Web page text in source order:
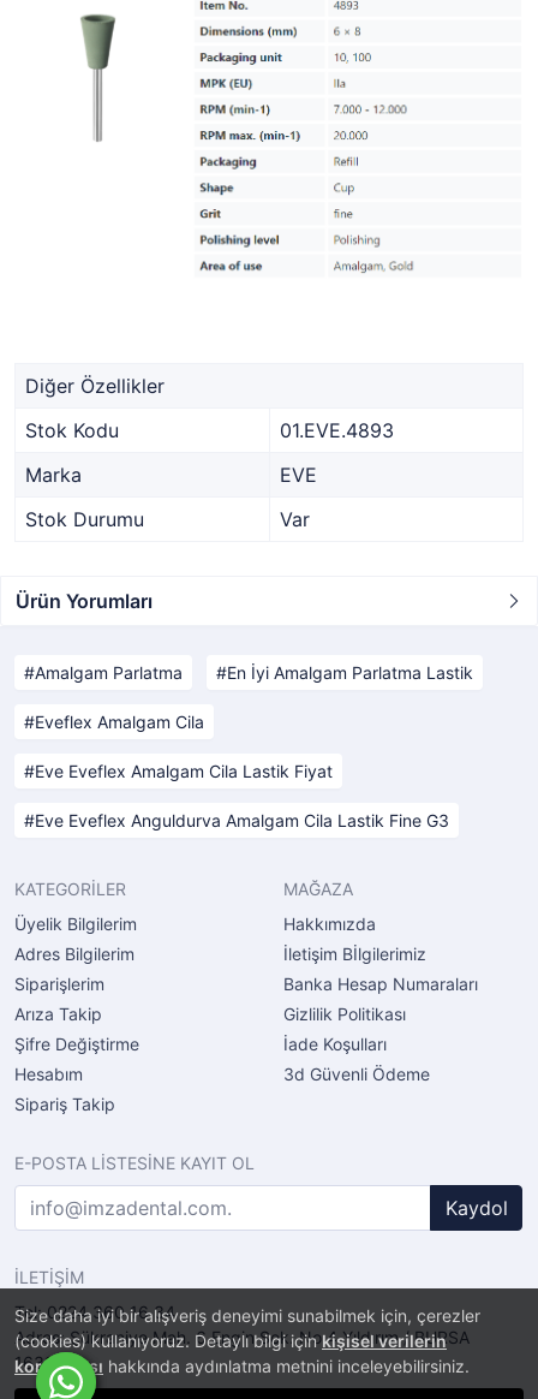
Size daha iyi bir alışveriş deneyimi sunabilmek için, çerezler
(cookies) kullanıyoruz. Detaylı bilgi içinkişisel verilerin
korunması hakkında aydınlatma metnini inceleyebilirsiniz.
Diğer Özellikler
Stok Kodu
01.EVE.4893
Marka
EVE
Stok Durumu
Var
Ürün Yorumları
Amalgam Parlatma En İyi Amalgam Parlatma Lastik
Eveflex Amalgam Cila
Eve Eveflex Amalgam Cila Lastik Fiyat
Eve Eveflex Anguldurva Amalgam Cila Lastik Fine G3
KATEGORİLER
Üyelik Bilgilerim
Adres Bilgilerim
Siparişlerim
Arıza Takip
Şifre Değiştirme
Hesabım
Sipariş Takip
MAĞAZA
Hakkımızda
İletişim Bİlgilerimiz
Banka Hesap Numaraları
Gizlilik Politikası
İade Koşulları
3d Güvenli Ödeme
E-POSTA LİSTESİNE KAYIT OL
Kaydol
İLETİŞİM
Tel: 0224 360 16 34
Adres: Şükraniye Mah. 6.Engin Sok. No.4 Yıldırım / BURSA
16320